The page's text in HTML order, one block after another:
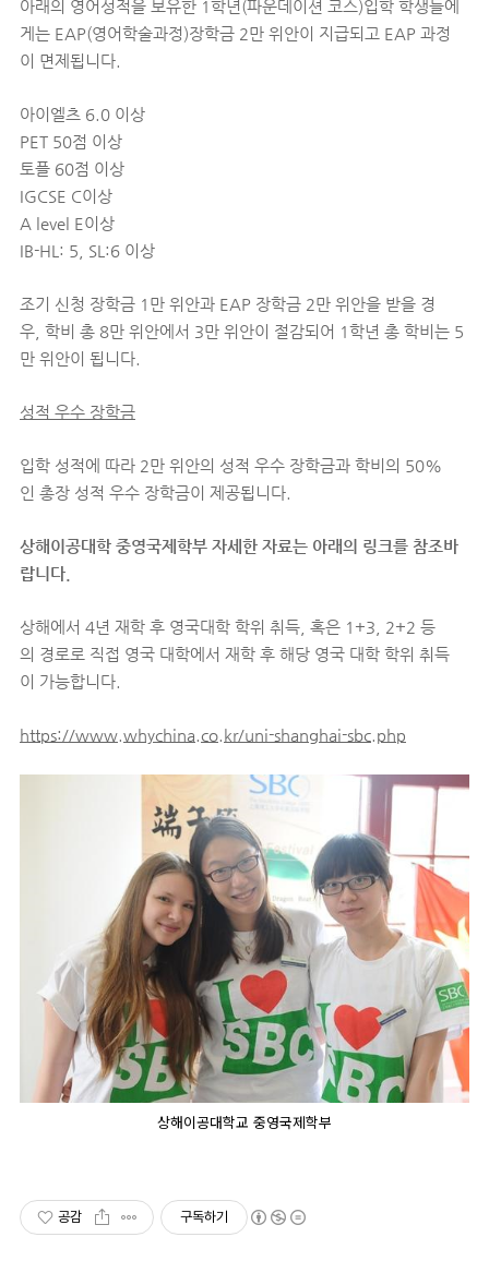
아래의 영어성적을 보유한 1학년(파운데이션 코스)입학 학생들에
게는 EAP(영어학술과정)장학금 2만 위안이 지급되고 EAP 과정
이 면제됩니다.
아이엘츠 6.0 이상
PET 50점 이상
토플 60점 이상
IGCSE C이상
A level E이상
IB-HL: 5, SL:6 이상
조기 신청 장학금 1만 위안과 EAP 장학금 2만 위안을 받을 경
우, 학비 총 8만 위안에서 3만 위안이 절감되어 1학년 총 학비는 5
만 위안이 됩니다.
성적 우수 장학금
입학 성적에 따라 2만 위안의 성적 우수 장학금과 학비의 50%
인 총장 성적 우수 장학금이 제공됩니다.
상해이공대학 중영국제학부 자세한 자료는 아래의 링크를 참조바
랍니다.
상해에서 4년 재학 후 영국대학 학위 취득, 혹은 1+3, 2+2 등
의 경로로 직접 영국 대학에서 재학 후 해당 영국 대학 학위 취득
이 가능합니다.
https://www.whychina.co.kr/uni-shanghai-sbc.php
상해이공대학교 중영국제학부
공감 구독하기